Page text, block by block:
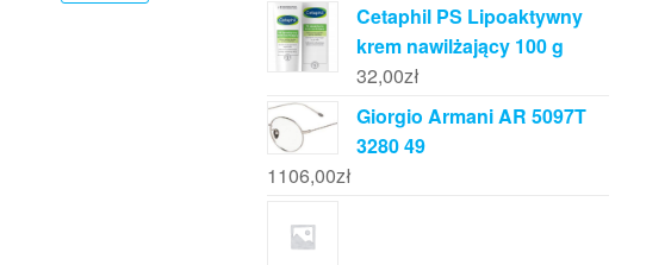
Cetaphil PS Lipoaktywny
krem nawilżający 100 g
32,00zł
Giorgio Armani AR 5097T
3280 49
1106,00zł